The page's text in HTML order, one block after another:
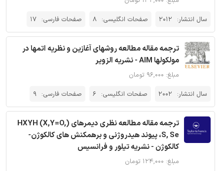
سال انتشار: 2012 صفحات انگلیسی: 8 صفحات فارسی: 17
ترجمه مقاله مطالعه روشهای آغازین و نظریه اتمها در
مولکولها AIM - نشریه الزویر
مبلغ: ۹۶,۰۰۰ تومان
سال انتشار: 2002 صفحات انگلیسی: 6 صفحات فارسی: 9
ترجمه مقاله مطالعه نظری دیمرهای (HXYH (X,Y=O,
S, Se، پیوند هیدروژنی و برهمکنش های کالکوژن-
کالکوژن - نشریه تیلور و فرانسیس
مبلغ: ۱۲۴,۰۰۰ تومان